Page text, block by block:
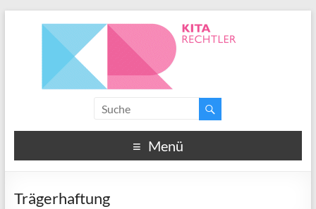
Menü
Trägerhaftung